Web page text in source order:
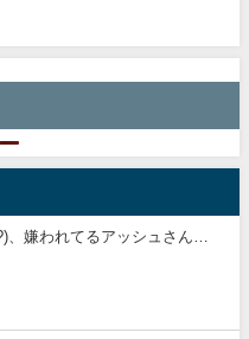
、嫌われてるアッシュさん…